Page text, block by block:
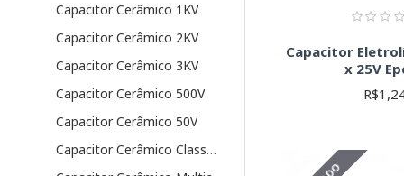
Capacitor Cerâmico 1KV
Capacitor Cerâmico 2KV
Capacitor Cerâmico 3KV
Capacitor Cerâmico 500V
Capacitor Cerâmico 50V
Capacitor Cerâmico Classe X/Y
maior precisão.
do seu projeto.
Tipo de
ESR
Valores baixos
Dicas para uma
Capacitor
x 25V